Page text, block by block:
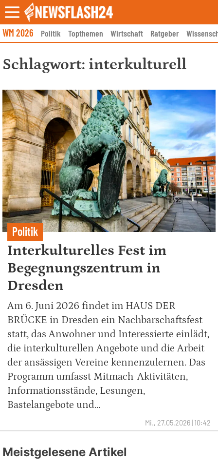
Skip
to
content
WM 2026 Politik Topthemen Wirtschaft Ratgeber
Schlagwort: interkulturell
Politik
Interkulturelles Fest im
Begegnungszentrum in
Dresden
Am 6. Juni 2026 findet im HAUS DER
BRÜCKE in Dresden ein Nachbarschaftsfest
statt, das Anwohner und Interessierte einlädt,
die interkulturellen Angebote und die Arbeit
der ansässigen Vereine kennenzulernen. Das
Programm umfasst Mitmach-Aktivitäten,
Informationsstände, Lesungen,
Bastelangebote und…
Mi., 27.05.2026 | 10:42
Meistgelesene Artikel